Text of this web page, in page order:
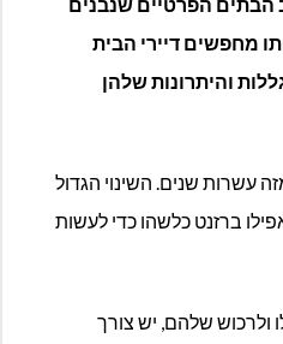
מחפשים דיירי הבית
והיתרונות שלהן
עשרות שנים. השינוי הגדול
ברזנט כלשהו כדי לעשות
ולרכוש שלהם, יש צורך